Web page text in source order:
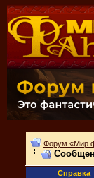
Форум «Мир
Справка